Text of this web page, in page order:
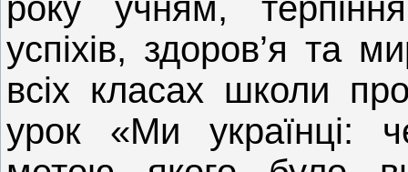
року учням,
успіхів, здоров’я та
всіх класах школи
урок «Ми українці: